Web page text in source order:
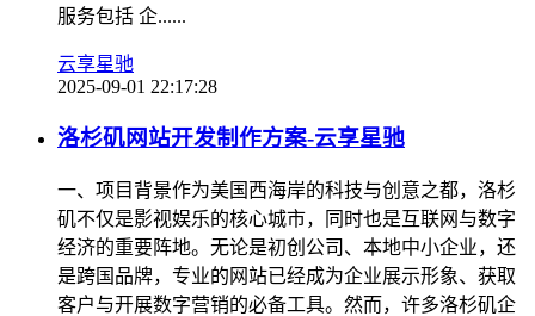
服务包括 企......
云享星驰
2025-09-01 22:17:28
洛杉矶网站开发制作方案-云享星驰
一、项目背景作为美国西海岸的科技与创意之都，洛杉
矶不仅是影视娱乐的核心城市，同时也是互联网与数字
经济的重要阵地。无论是初创公司、本地中小企业，还
是跨国品牌，专业的网站已经成为企业展示形象、获取
客户与开展数字营销的必备工具。然而，许多洛杉矶企